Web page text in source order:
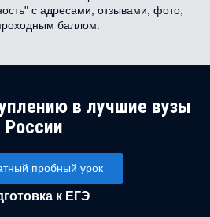
с адресами, отзывами, фото,
баллом.
в лучшие вузы
России
пробный урок
к ЕГЭ